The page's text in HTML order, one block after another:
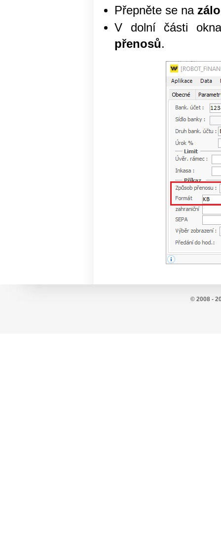
Přepněte se na
V dolní části
přenosů.
© 2008 -